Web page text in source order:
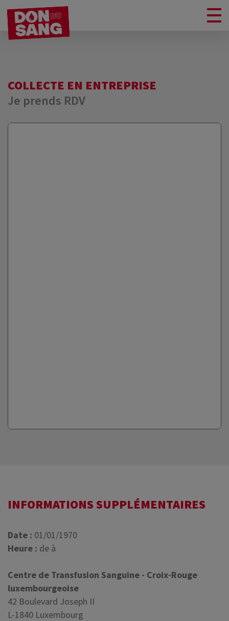
COLLECTE EN ENTREPRISE
Je prends RDV
INFORMATIONS SUPPLÉMENTAIRES
Date : 01/01/1970
Heure : de à
Centre de Transfusion Sanguine - Croix-Rouge
luxembourgeoise
42 Boulevard Joseph II
L-1840 Luxembourg